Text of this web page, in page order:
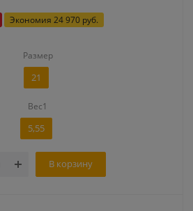
Экономия 24 970 руб.
Размер
21
Вес1
5,55
В корзину